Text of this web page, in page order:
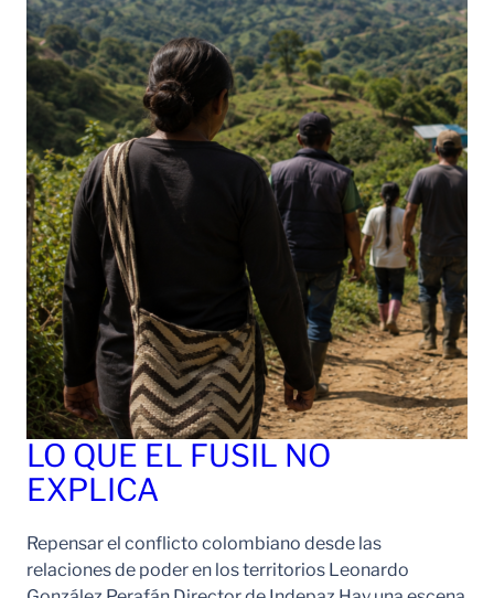
LO QUE EL FUSIL NO
EXPLICA
Repensar el conflicto colombiano desde las
relaciones de poder en los territorios Leonardo